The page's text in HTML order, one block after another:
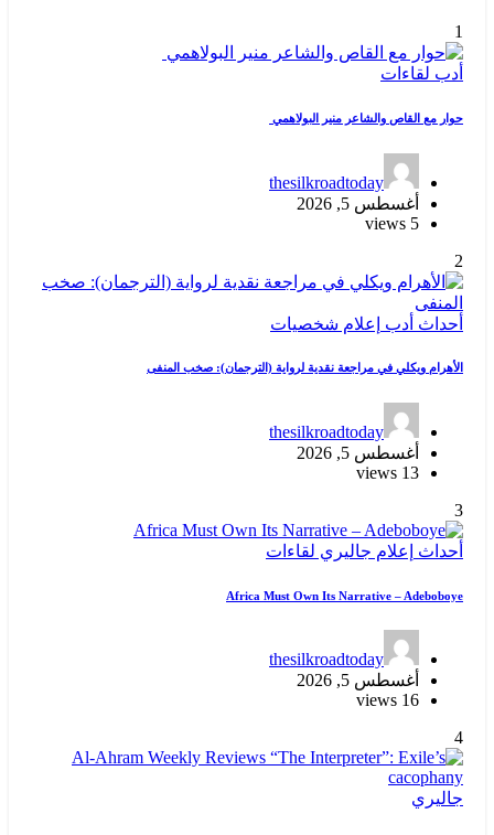
1
أدب لقاءات
حوار مع القاص والشاعر منير البولاهمي
thesilkroadtoday
أغسطس 5, 2026
5 views
2
أحداث أدب إعلام شخصيات
الأهرام ويكلي في مراجعة نقدية لرواية (الترجمان): صخب المنفى
thesilkroadtoday
أغسطس 5, 2026
13 views
3
أحداث إعلام جاليري لقاءات
Africa Must Own Its Narrative – Adeboboye
thesilkroadtoday
أغسطس 5, 2026
16 views
4
جاليري